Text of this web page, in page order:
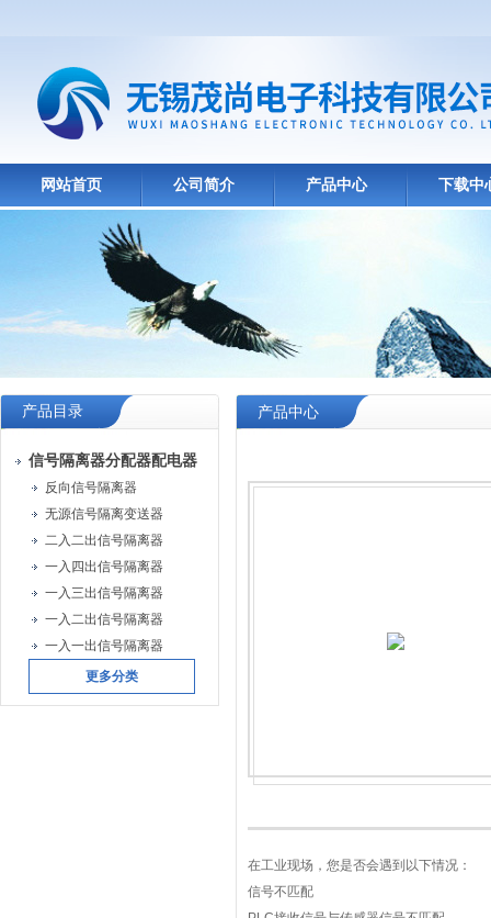
网站首页 公司简介 产品中心 下载中
产品目录
信号隔离器分配器配电器
反向信号隔离器
无源信号隔离变送器
二入二出信号隔离器
一入四出信号隔离器
一入三出信号隔离器
一入二出信号隔离器
一入一出信号隔离器
更多分类
产品中心
在工业现场，您是否会遇到以下情况：
信号不匹配